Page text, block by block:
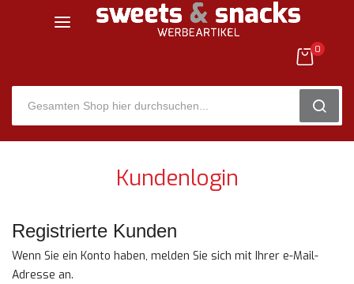
0
Kundenlogin
Registrierte Kunden
Wenn Sie ein Konto haben, melden Sie sich mit Ihrer e-Mail-
Adresse an.